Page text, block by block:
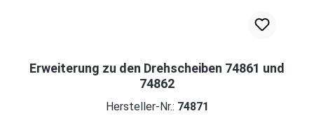
Erweiterung zu den Drehscheiben 74861 und
74862
Hersteller-Nr.: 74871